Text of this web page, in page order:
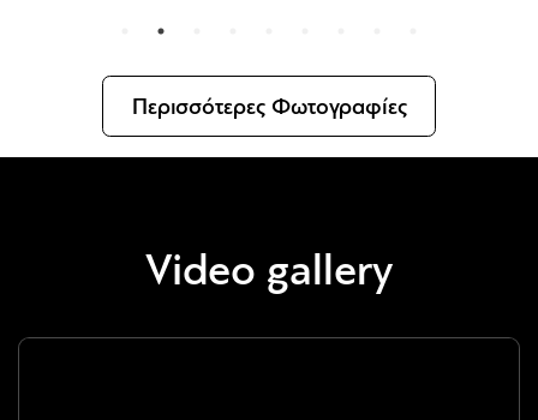
Περισσότερες Φωτογραφίες
Video gallery